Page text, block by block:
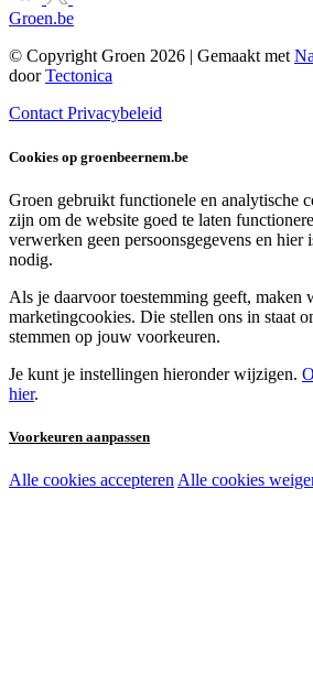
Groen.be
© Copyright Groen 2026 | Gemaakt met
doorTectonica
ContactPrivacybeleid
Cookies op groenbeernem.be
Groen gebruikt functionele en analytische
zijn om de website goed te laten
verwerken geen persoonsgegevens en hier
nodig.
Als je daarvoor toestemming geeft, maken
marketingcookies. Die stellen ons in staat
stemmen op jouw voorkeuren.
Je kunt je instellingen hieronder wijzigen.
hier.
Voorkeuren aanpassen
Noodzakelijke cookies:
Alle cookies accepteren Alle cookies